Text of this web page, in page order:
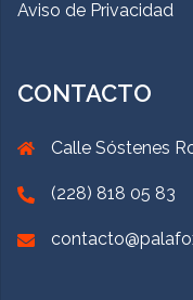
Aviso de Privacidad
CONTACTO
Calle Sóstenes
(228) 818 05 83